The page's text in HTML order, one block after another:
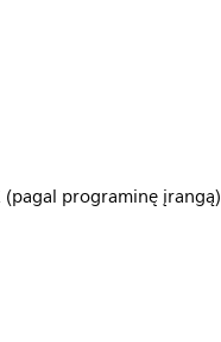
programinę įrangą)